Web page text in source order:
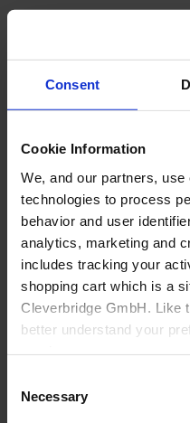
Consent
Cookie Information
We, and our partners,
technologies to process
behavior and user
analytics, marketing and
includes tracking your
shopping cart which is a
Cleverbridge GmbH. Like
better understand your
Also, the operator of the
GmbH, conducts
Selection
Necessary
Back
Herstellung
Overview
Nicht-
Büro